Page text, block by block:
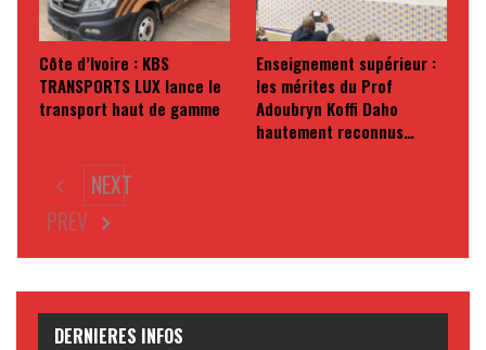
Côte d’Ivoire : KBS
TRANSPORTS LUX lance le
transport haut de gamme
Enseignement supérieur :
les mérites du Prof
Adoubryn Koffi Daho
hautement reconnus…
PREV
NEXT
DERNIERES INFOS